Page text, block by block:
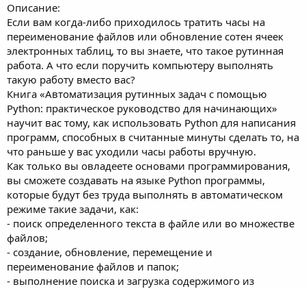
Описание:
Если вам когда-либо приходилось тратить часы на
переименование файлов или обновление сотен ячеек
электронных таблиц, то вы знаете, что такое рутинная
работа. А что если поручить компьютеру выполнять
такую работу вместо вас?
Книга «Автоматизация рутинных задач с помощью
Python: практическое руководство для начинающих»
научит вас тому, как использовать Python для написания
программ, способных в считанные минуты сделать то, на
что раньше у вас уходили часы работы вручную.
Как только вы овладеете основами программирования,
вы сможете создавать на языке Python программы,
которые будут без труда выполнять в автоматическом
режиме такие задачи, как:
- поиск определенного текста в файле или во множестве
файлов;
- создание, обновление, перемещение и
переименование файлов и папок;
- выполнение поиска и загрузка содержимого из